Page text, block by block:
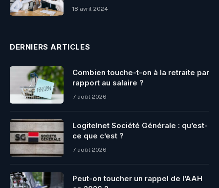
18 avril 2024
DERNIERS ARTICLES
Combien touche-t-on à la retraite par
rapport au salaire ?
7 août 2026
Logitelnet Société Générale : qu’est-
ce que c’est ?
7 août 2026
Peut-on toucher un rappel de l’AAH